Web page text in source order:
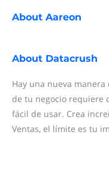
About Aareon
About Datacrush
Hay una nueva
de tu negocio requiere
fácil de usar. Crea
Ventas, el límite es tu